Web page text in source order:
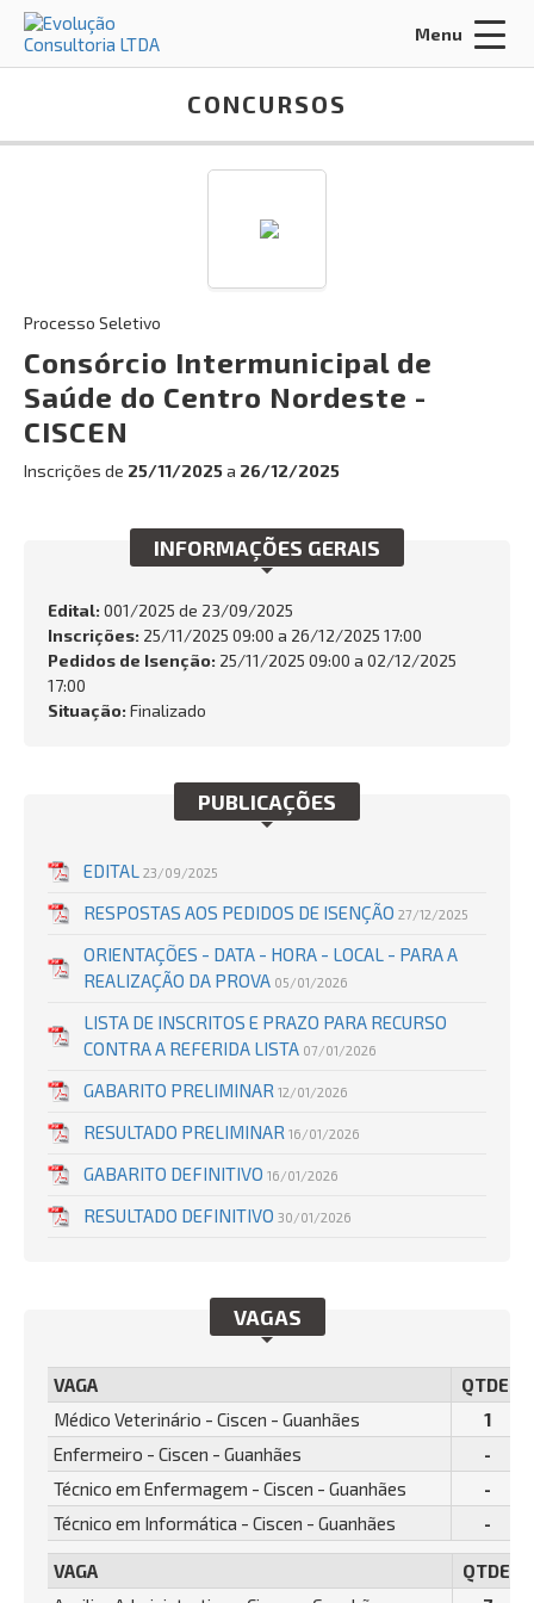
Acessar Área do Candidato:
ENTRAR
Esqueci a minha senha
INÍCIO
Busca:
Menu
CONCURSOS
Processo Seletivo
Consórcio Intermunicipal de
Saúde do Centro Nordeste -
CISCEN
Inscrições de 25/11/2025a 26/12/2025
INFORMAÇÕES GERAIS
Edital: 001/2025 de 23/09/2025
Inscrições: 25/11/2025 09:00 a 26/12/2025 17:00
Pedidos de Isenção: 25/11/2025 09:00 a 02/12/2025
17:00
Situação: Finalizado
PUBLICAÇÕES
EDITAL 23/09/2025
RESPOSTAS AOS PEDIDOS DE ISENÇÃO 27/12/2025
ORIENTAÇÕES - DATA - HORA - LOCAL - PARA A
REALIZAÇÃO DA PROVA 05/01/2026
LISTA DE INSCRITOS E PRAZO PARA RECURSO
CONTRA A REFERIDA LISTA 07/01/2026
GABARITO PRELIMINAR 12/01/2026
RESULTADO PRELIMINAR 16/01/2026
GABARITO DEFINITIVO 16/01/2026
RESULTADO DEFINITIVO 30/01/2026
VAGAS
VAGA
QTDE.
Médico Veterinário - Ciscen - Guanhães
1
Enfermeiro - Ciscen - Guanhães
-
Técnico em Enfermagem - Ciscen - Guanhães
-
Técnico em Informática - Ciscen - Guanhães
-
VAGA
QTDE.